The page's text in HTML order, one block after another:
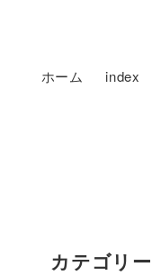
ホーム index
カテゴリー